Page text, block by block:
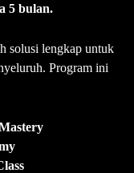
5 bulan.
solusi lengkap untuk
Program ini